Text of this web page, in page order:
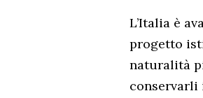
L’Italia è
progetto
naturalità
conservarli